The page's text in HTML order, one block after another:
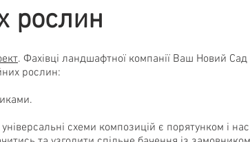
рослин
. Фахівці ландшафтної компанії Ваш Новий Сад
рослин:
схеми композицій є порятунком і